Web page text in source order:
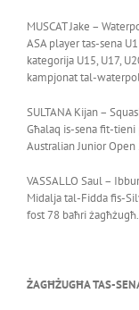
MUSCAT Jake –
ASA player tas-sena
kategorija U15, U17,
kampjonat tal-
SULTANA Kijan –
Għalaq is-sena fit-
Australian Junior Open
VASSALLO Saul –
Midalja tal-Fidda fis-
fost 78 baħri żagħżugħ.
ŻAGĦŻUGĦA TAS-